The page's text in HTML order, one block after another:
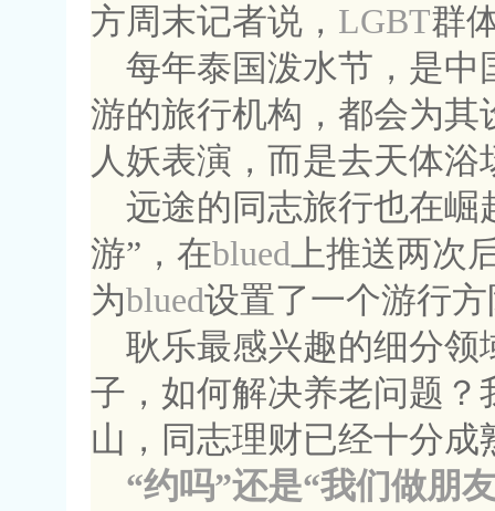
方周末记者说， LGBT群
每年泰国泼水节，是
游的旅行机构，都会为
人妖表演，而是去天体浴
远途的同志旅行也在
游”，在blued 上推送两次
为blued设置了一个游行
耿乐最感兴趣的细分领
子，如何解决养老问题
山，同志理财已经十分成
“约吗”还是“我们做朋